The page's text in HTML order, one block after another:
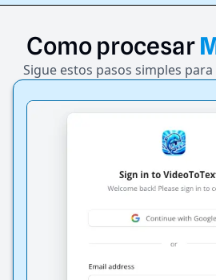
Comoprocesar
Sigue estos pasos simples